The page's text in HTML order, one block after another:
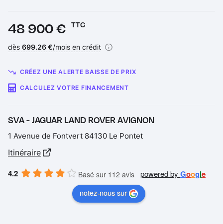
Prix :
48 900 € TTC
Financement :
dès 699.26 €/mois en crédit
CRÉEZ UNE ALERTE BAISSE DE PRIX
CALCULEZ VOTRE FINANCEMENT
SVA - JAGUAR LAND ROVER AVIGNON
1 Avenue de Fontvert 84130 Le Pontet
Itinéraire
4.2 Basé sur 112 avis powered by Google
notez-nous sur